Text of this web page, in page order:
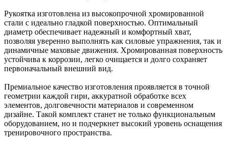
Рукоятка изготовлена из высокопрочной хромированной
стали с идеально гладкой поверхностью. Оптимальный
диаметр обеспечивает надежный и комфортный хват,
позволяя уверенно выполнять как силовые упражнения, так и
динамичные маховые движения. Хромированная поверхность
устойчива к коррозии, легко очищается и долго сохраняет
первоначальный внешний вид.
Премиальное качество изготовления проявляется в точной
геометрии каждой гири, аккуратной обработке всех
элементов, долговечности материалов и современном
дизайне. Такой комплект станет не только функциональным
оборудованием, но и подчеркнет высокий уровень оснащения
тренировочного пространства.